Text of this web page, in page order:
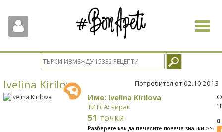
Toggle
Ivelina Kirilova Потребител от 02.10.2013
Име: Ivelina Kirilova
ТИТЛА: Чирак
51 точки
Разберете как да печелите повече значки >>